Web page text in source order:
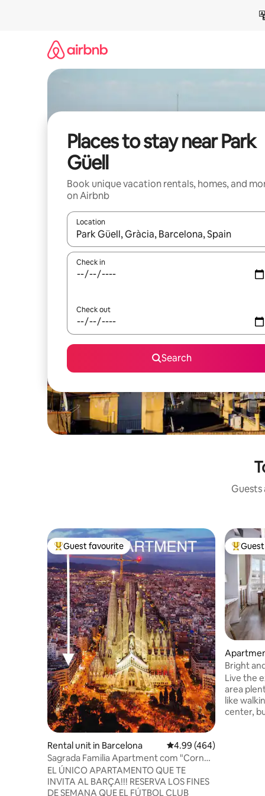
Places to stay near Park
Güell
Book unique vacation rentals, homes, and
on Airbnb
Location
When results are available, navigate with up
Check in
Check out
Search
Guests
Top guest favourite
Guest favourite
Rental unit in Barcelona 4.99 out of 5 average
4.99 (464)
Sagrada Familia Apartment com "Corner
Flat"
EL ÚNICO APARTAMENTO QUE TE
INVITA AL BARÇA!!! RESERVA LOS FINES
DE SEMANA QUE EL FÚTBOL CLUB
Top
Bright
Live the
area
like
center, but at the same time enjoy the